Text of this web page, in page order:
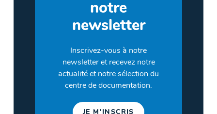
notre
newsletter
Inscrivez-vous à notre
newsletter et recevez notre
actualité et notre sélection du
centre de documentation.
JE M'INSCRIS